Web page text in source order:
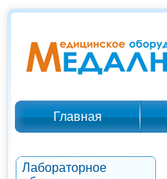
Главная
Лабораторное